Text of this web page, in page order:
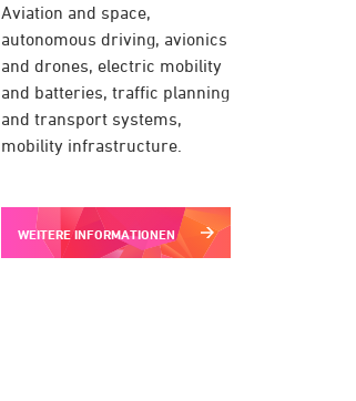
Aviation and space,
autonomous driving, avionics
and drones, electric mobility
and batteries, traffic planning
and transport systems,
mobility infrastructure.
WEITERE INFORMATIONEN